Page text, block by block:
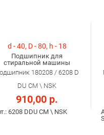
d - 40, D - 80, h - 18
Подшипник для
стиральной машины
180208 / 6208 D
DU CM \ NSK
910,00 р.
6208 DDU CM \ NSK